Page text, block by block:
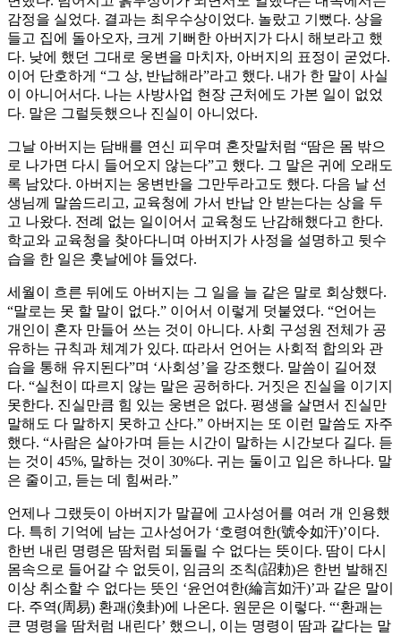
감정을 실었다. 결과는 최우수상이었다. 놀랐고 기뻤다. 상을
들고 집에 돌아오자, 크게 기뻐한 아버지가 다시 해보라고 했
다. 낮에 했던 그대로 웅변을 마치자, 아버지의 표정이 굳었다.
이어 단호하게 “그 상, 반납해라”라고 했다. 내가 한 말이 사실
이 아니어서다. 나는 사방사업 현장 근처에도 가본 일이 없었
다. 말은 그럴듯했으나 진실이 아니었다.
그날 아버지는 담배를 연신 피우며 혼잣말처럼 “땀은 몸 밖으
로 나가면 다시 들어오지 않는다”고 했다. 그 말은 귀에 오래도
록 남았다. 아버지는 웅변반을 그만두라고도 했다. 다음 날 선
생님께 말씀드리고, 교육청에 가서 반납 안 받는다는 상을 두
고 나왔다. 전례 없는 일이어서 교육청도 난감해했다고 한다.
학교와 교육청을 찾아다니며 아버지가 사정을 설명하고 뒷수
습을 한 일은 훗날에야 들었다.
세월이 흐른 뒤에도 아버지는 그 일을 늘 같은 말로 회상했다.
“말로는 못 할 말이 없다.” 이어서 이렇게 덧붙였다. “언어는
개인이 혼자 만들어 쓰는 것이 아니다. 사회 구성원 전체가 공
유하는 규칙과 체계가 있다. 따라서 언어는 사회적 합의와 관
습을 통해 유지된다”며 ‘사회성’을 강조했다. 말씀이 길어졌
다. “실천이 따르지 않는 말은 공허하다. 거짓은 진실을 이기지
못한다. 진실만큼 힘 있는 웅변은 없다. 평생을 살면서 진실만
말해도 다 말하지 못하고 산다.” 아버지는 또 이런 말씀도 자주
했다. “사람은 살아가며 듣는 시간이 말하는 시간보다 길다. 듣
는 것이 45%, 말하는 것이 30%다. 귀는 둘이고 입은 하나다. 말
은 줄이고, 듣는 데 힘써라.”
언제나 그랬듯이 아버지가 말끝에 고사성어를 여러 개 인용했
다. 특히 기억에 남는 고사성어가 ‘호령여한(號令如汗)’이다.
한번 내린 명령은 땀처럼 되돌릴 수 없다는 뜻이다. 땀이 다시
몸속으로 들어갈 수 없듯이, 임금의 조칙(詔勅)은 한번 발해진
이상 취소할 수 없다는 뜻인 ‘윤언여한(綸言如汗)’과 같은 말이
다. 주역(周易) 환괘(渙卦)에 나온다. 원문은 이렇다. “‘환괘는
큰 명령을 땀처럼 내린다’ 했으니, 이는 명령이 땀과 같다는 말